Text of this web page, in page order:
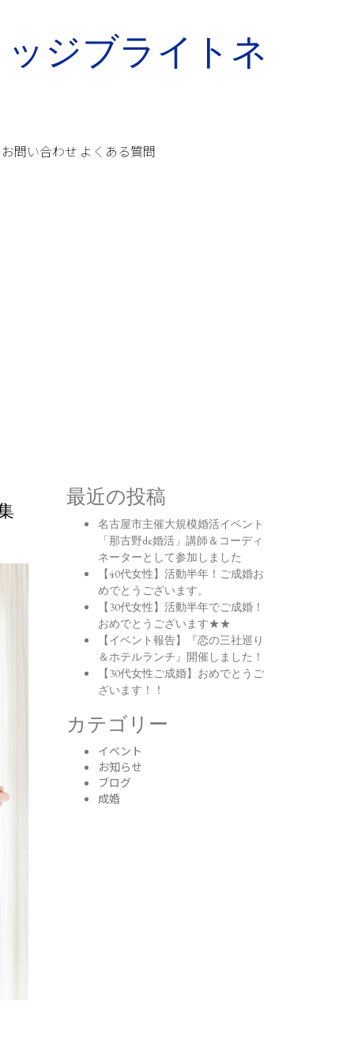
お問い合わせ よくある質問
最近の投稿
名古屋市主催大規模婚活イベント
「那古野de婚活」講師＆コーディ
ネーターとして参加しました
【40代女性】活動半年！ご成婚お
めでとうございます。
【30代女性】活動半年でご成婚！
おめでとうございます★★
【イベント報告】『恋の三社巡り
＆ホテルランチ』開催しました！
【30代女性ご成婚】おめでとうご
ざいます！！
カテゴリー
イベント
お知らせ
ブログ
成婚